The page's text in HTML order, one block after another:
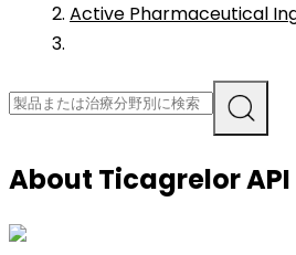
Active Pharmaceutical
About TicagrelorAPI